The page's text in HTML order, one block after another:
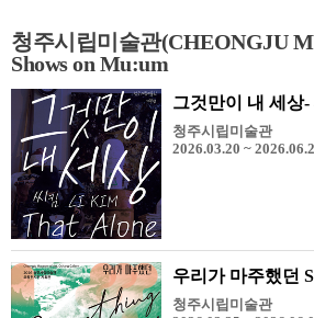
청주시립미술관(CHEONGJU
Shows on Mu:um
청주시립미술관
2026.03.20 ~
우리가 마주했던
청주시립미술관